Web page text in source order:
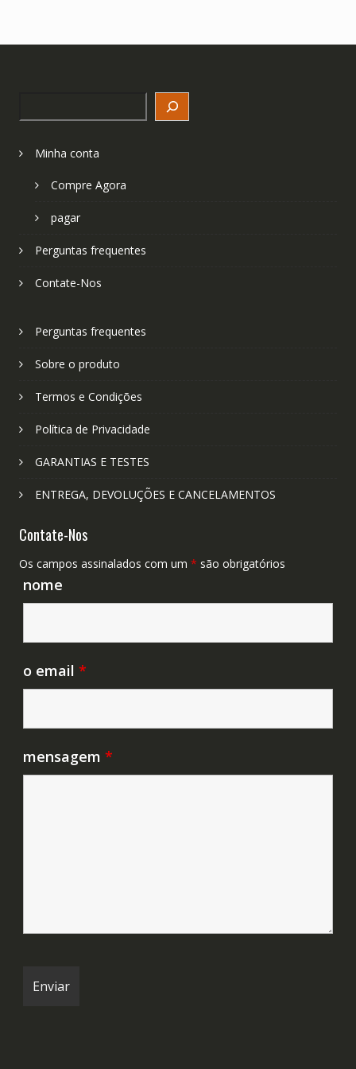
Minha conta
Compre Agora
pagar
Perguntas frequentes
Contate-Nos
Perguntas frequentes
Sobre o produto
Termos e Condições
Política de Privacidade
GARANTIAS E TESTES
ENTREGA, DEVOLUÇÕES E CANCELAMENTOS
Contate-Nos
Os campos assinalados com um * são obrigatórios
nome
o email *
mensagem *